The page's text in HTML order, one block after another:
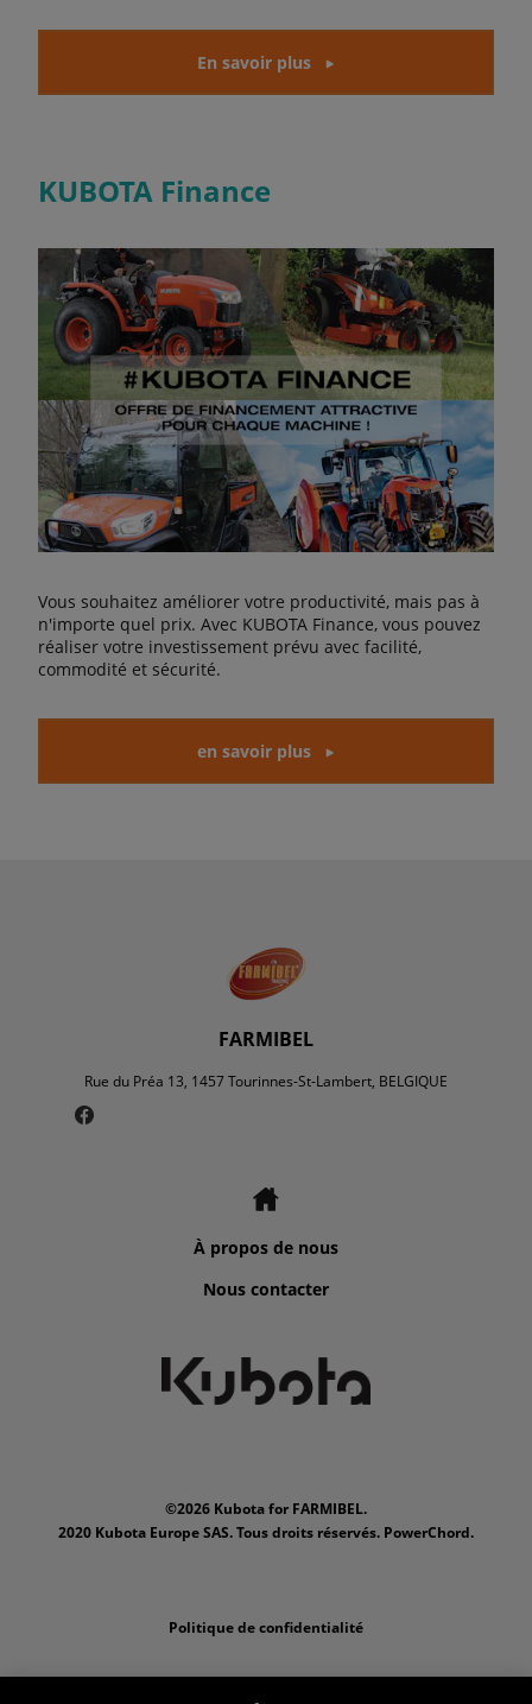
En savoir plus
KUBOTA Finance
Vous souhaitez améliorer votre productivité, mais pas à
n'importe quel prix. Avec KUBOTA Finance, vous pouvez
réaliser votre investissement prévu avec facilité,
commodité et sécurité.
en savoir plus
FARMIBEL
Rue du Préa 13, 1457 Tourinnes-St-Lambert, BELGIQUE
À propos de nous
Nous contacter
©2026 Kubota for FARMIBEL.
2020 Kubota Europe SAS. Tous droits réservés. PowerChord.
Politique de confidentialité